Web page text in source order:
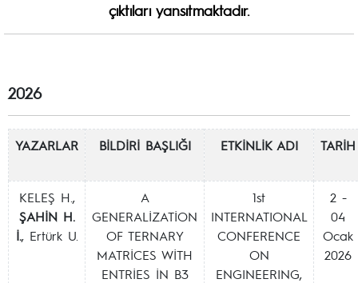
çıktıları yansıtmaktadır.
2026
YAZARLAR BİLDİRİ BAŞLIĞI ETKİNLİK ADI TARİH
KELEŞ H.,
ŞAHİN H.
İ., Ertürk U.
A
GENERALİZATİON
OF TERNARY
MATRİCES WİTH
ENTRİES İN B3
1st
INTERNATIONAL
CONFERENCE
ON
ENGINEERING,
2 -
04
Ocak
2026